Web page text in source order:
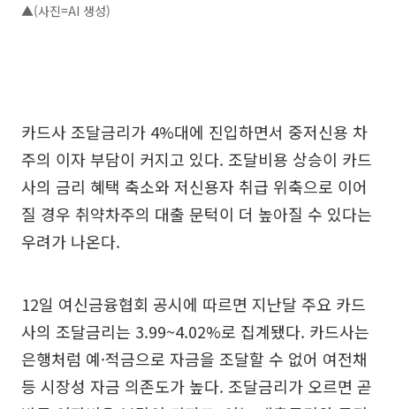
▲(사진=AI 생성)
카드사 조달금리가 4%대에 진입하면서 중저신용 차
주의 이자 부담이 커지고 있다. 조달비용 상승이 카드
사의 금리 혜택 축소와 저신용자 취급 위축으로 이어
질 경우 취약차주의 대출 문턱이 더 높아질 수 있다는
우려가 나온다.
12일 여신금융협회 공시에 따르면 지난달 주요 카드
사의 조달금리는 3.99~4.02%로 집계됐다. 카드사는
은행처럼 예·적금으로 자금을 조달할 수 없어 여전채
등 시장성 자금 의존도가 높다. 조달금리가 오르면 곧